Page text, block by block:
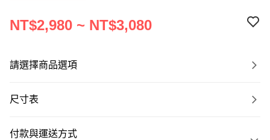
NT$2,980 ~ NT$3,080
請選擇商品選項
尺寸表
付款與運送方式